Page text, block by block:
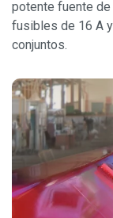
potente fuente
fusibles de 16 A
conjuntos.